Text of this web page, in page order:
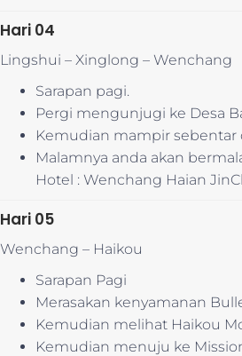
Hari 04
Lingshui – Xinglong – Wenchang
Sarapan pagi.
Pergi mengunjugi ke Desa
Kemudian mampir sebentar
Malamnya anda akan
Hotel : Wenchang Haian
Hari 05
Wenchang – Haikou
Sarapan Pagi
Merasakan kenyamanan
Kemudian melihat Haikou
Kemudian menuju ke